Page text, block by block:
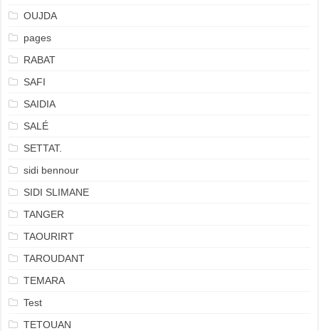
OUJDA
pages
RABAT
SAFI
SAIDIA
SALÉ
SETTAT.
sidi bennour
SIDI SLIMANE
TANGER
TAOURIRT
TAROUDANT
TEMARA
Test
TETOUAN